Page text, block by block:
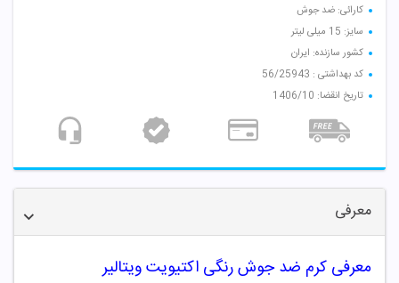
کارائی: ضد جوش
سایز: 15 میلی لیتر
کشور سازنده: ایران
کد بهداشتی : 56/25943
تاریخ انقضا: 1406/10
معرفی
معرفی کرم ضد جوش رنگی اکتیویت ویتالیر